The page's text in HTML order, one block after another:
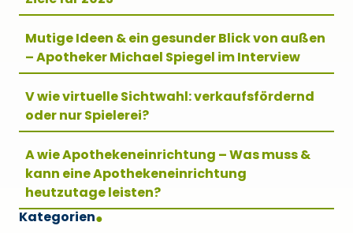
Mutige Ideen & ein gesunder Blick von außen
– Apotheker Michael Spiegel im Interview
V wie virtuelle Sichtwahl: verkaufsfördernd
oder nur Spielerei?
A wie Apothekeneinrichtung – Was muss &
kann eine Apothekeneinrichtung
heutzutage leisten?
Kategorien